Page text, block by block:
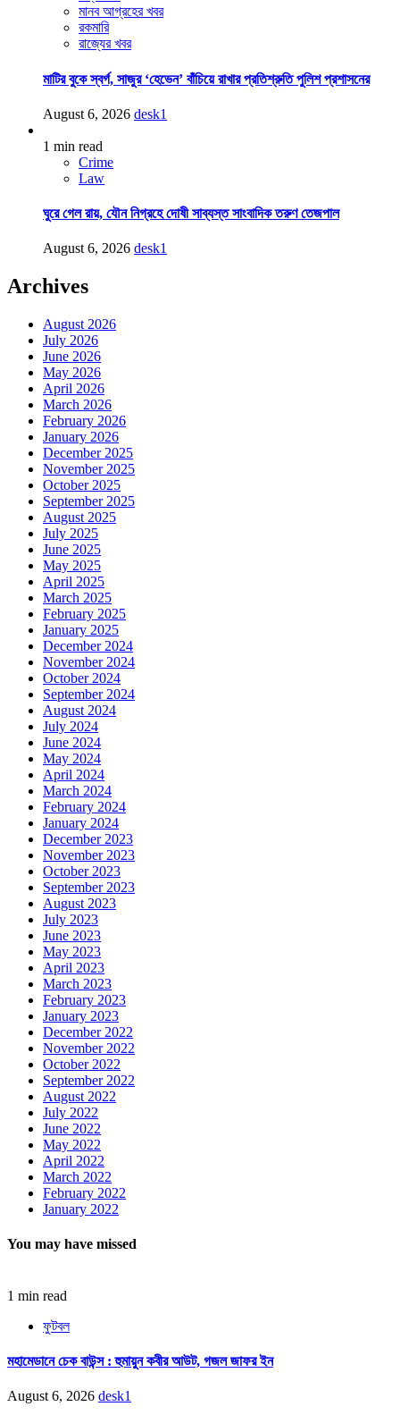
মানব আগ্রহের খবর
রকমারি
রাজ্যের খবর
মাটির বুকে স্বর্গ, সাজুর ‘হেভেন’ বাঁচিয়ে রাখার প্রতিশ্রুতি পুলিশ প্রশাসনের
August 6, 2026 desk1
1 min read
Crime
Law
ঘুরে গেল রায়, যৌন নিগ্রহে দোষী সাব্যস্ত সাংবাদিক তরুণ তেজপাল
August 6, 2026 desk1
Archives
August 2026
July 2026
June 2026
May 2026
April 2026
March 2026
February 2026
January 2026
December 2025
November 2025
October 2025
September 2025
August 2025
July 2025
June 2025
May 2025
April 2025
March 2025
February 2025
January 2025
December 2024
November 2024
October 2024
September 2024
August 2024
July 2024
June 2024
May 2024
April 2024
March 2024
February 2024
January 2024
December 2023
November 2023
October 2023
September 2023
August 2023
July 2023
June 2023
May 2023
April 2023
March 2023
February 2023
January 2023
December 2022
November 2022
October 2022
September 2022
August 2022
July 2022
June 2022
May 2022
April 2022
March 2022
February 2022
January 2022
You may have missed
1 min read
ফুটবল
মহামেডানে চেক বাউন্স : হুমায়ুন কবীর আউট, গজল জাফর ইন
August 6, 2026 desk1